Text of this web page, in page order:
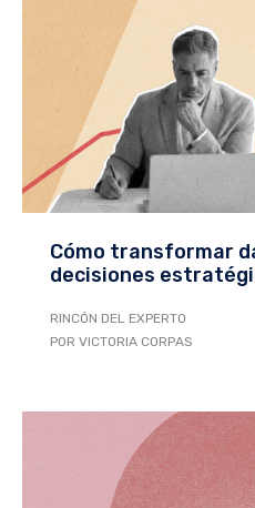
Cómo transformar
decisiones
RINCÓN DEL EXPERTO
POR VICTORIA CORPAS